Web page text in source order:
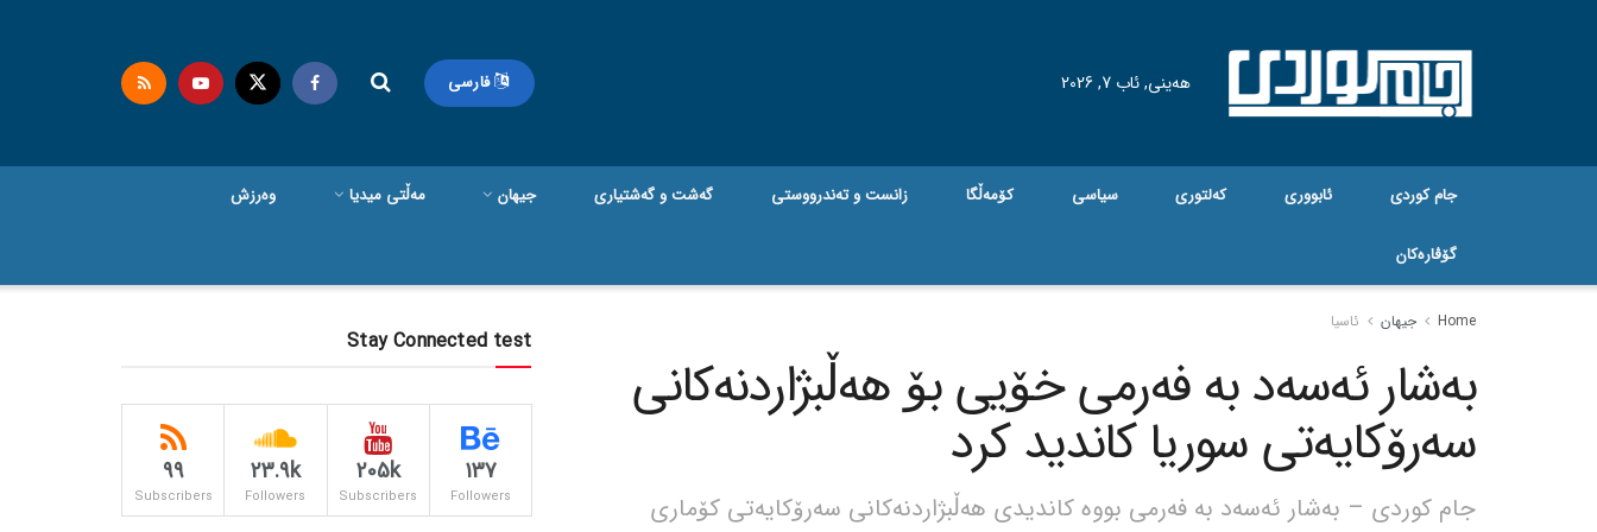
هه‌ینی, ئاب 7, 2026 فارسی
جام کوردی ئابووری کەلتوری سیاسی کۆمەڵگا زانست و تەندرووستی گه‌شت و گه‌شتیاری جیهان مەڵتی میدیا وەرزش
گۆڤاره‌کان
Home جیهان ئاسیا
بەشار ئەسەد بە فەرمی خۆیی بۆ هەڵبژاردنەکانی
سەرۆکایەتی سوریا کاندید کرد
جام کوردی – بەشار ئەسەد بە فەرمی بووە کاندیدی هەڵبژاردنەکانی سەرۆکایەتی کۆماری
Stay Connected test
137
Followers
205k
Subscribers
23.9k
Followers
99
Subscribers